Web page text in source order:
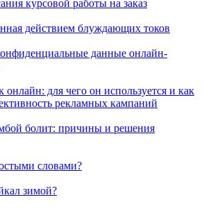
курсовой работы на заказ
действием блуждающих токов
данные онлайн-
для чего он используется и как
рекламных кампаний
болит: причины и решения
словами?
зимой?